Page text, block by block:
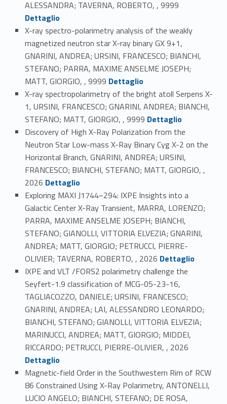
ALESSANDRA; TAVERNA, ROBERTO, , 9999
Dettaglio
X-ray spectro-polarimetry analysis of the weakly
magnetized neutron star X-ray binary GX 9+1,
GNARINI, ANDREA; URSINI, FRANCESCO; BIANCHI,
STEFANO; PARRA, MAXIME ANSELME JOSEPH;
MATT, GIORGIO, , 9999 Link identifier #identifier_person_91511-10
Dettaglio
X-ray spectropolarimetry of the bright atoll Serpens X-
1, URSINI, FRANCESCO; GNARINI, ANDREA; BIANCHI,
STEFANO; MATT, GIORGIO, , 9999 Link identifier #identifier_person_6562-11
Dettaglio
Discovery of High X-Ray Polarization from the
Neutron Star Low-mass X-Ray Binary Cyg X-2 on the
Horizontal Branch, GNARINI, ANDREA; URSINI,
FRANCESCO; BIANCHI, STEFANO; MATT, GIORGIO, ,
2026 Link identifier #identifier_person_182064-12
Dettaglio
Exploring MAXI J1744−294: IXPE Insights into a
Galactic Center X-Ray Transient, MARRA, LORENZO;
PARRA, MAXIME ANSELME JOSEPH; BIANCHI,
STEFANO; GIANOLLI, VITTORIA ELVEZIA; GNARINI,
ANDREA; MATT, GIORGIO; PETRUCCI, PIERRE-
OLIVIER; TAVERNA, ROBERTO, , 2026 Link identifier #identifier_person_165559-13
Dettaglio
IXPE and VLT /FORS2 polarimetry challenge the
Seyfert-1.9 classification of MCG-05-23-16,
TAGLIACOZZO, DANIELE; URSINI, FRANCESCO;
GNARINI, ANDREA; LAI, ALESSANDRO LEONARDO;
BIANCHI, STEFANO; GIANOLLI, VITTORIA ELVEZIA;
MARINUCCI, ANDREA; MATT, GIORGIO; MIDDEI,
RICCARDO; PETRUCCI, PIERRE-OLIVIER, , 2026Link identifier #identifier_person_31613-14
Dettaglio
Magnetic-field Order in the Southwestern Rim of RCW
86 Constrained Using X-Ray Polarimetry, ANTONELLI,
LUCIO ANGELO; BIANCHI, STEFANO; DE ROSA,